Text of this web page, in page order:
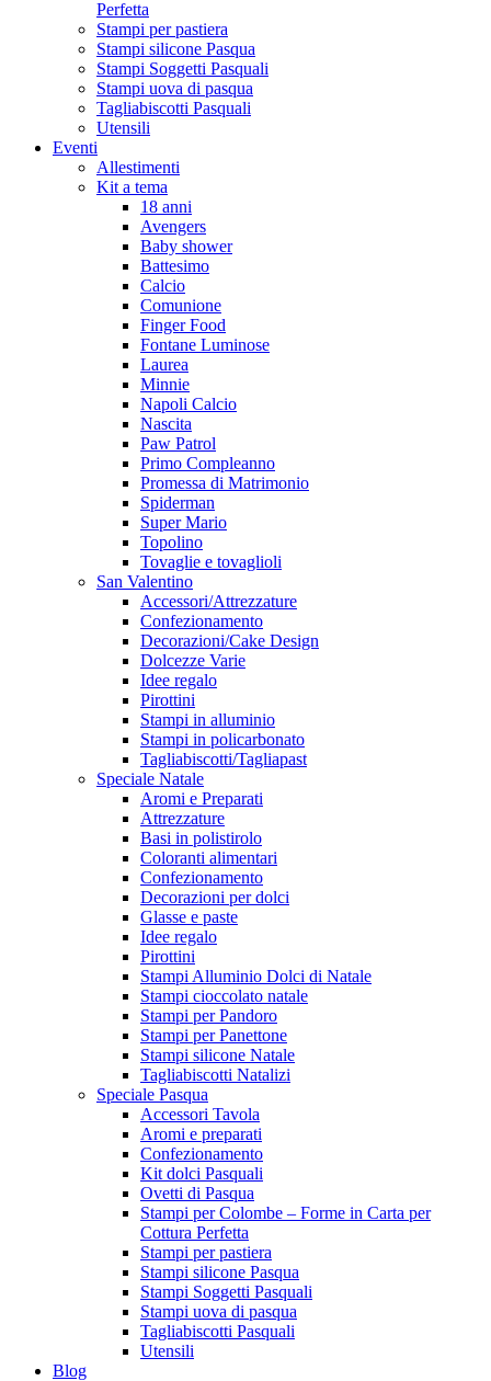
Perfetta
Stampi per pastiera
Stampi silicone Pasqua
Stampi Soggetti Pasquali
Stampi uova di pasqua
Tagliabiscotti Pasquali
Utensili
Eventi
Allestimenti
Kit a tema
18 anni
Avengers
Baby shower
Battesimo
Calcio
Comunione
Finger Food
Fontane Luminose
Laurea
Minnie
Napoli Calcio
Nascita
Paw Patrol
Primo Compleanno
Promessa di Matrimonio
Spiderman
Super Mario
Topolino
Tovaglie e tovaglioli
San Valentino
Accessori/Attrezzature
Confezionamento
Decorazioni/Cake Design
Dolcezze Varie
Idee regalo
Pirottini
Stampi in alluminio
Stampi in policarbonato
Tagliabiscotti/Tagliapast
Speciale Natale
Aromi e Preparati
Attrezzature
Basi in polistirolo
Coloranti alimentari
Confezionamento
Decorazioni per dolci
Glasse e paste
Idee regalo
Pirottini
Stampi Alluminio Dolci di Natale
Stampi cioccolato natale
Stampi per Pandoro
Stampi per Panettone
Stampi silicone Natale
Tagliabiscotti Natalizi
Speciale Pasqua
Accessori Tavola
Aromi e preparati
Confezionamento
Kit dolci Pasquali
Ovetti di Pasqua
Stampi per Colombe – Forme in Carta per
Cottura Perfetta
Stampi per pastiera
Stampi silicone Pasqua
Stampi Soggetti Pasquali
Stampi uova di pasqua
Tagliabiscotti Pasquali
Utensili
Blog